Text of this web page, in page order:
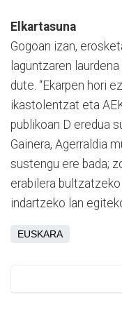
Elkartasuna
Gogoan izan,
laguntzaren
dute. “Ekarpen hori
ikastolentzat eta
publikoan D eredua
Gainera, Agerraldia
sustengu ere bada;
erabilera
indartzeko lan
EUSKARA